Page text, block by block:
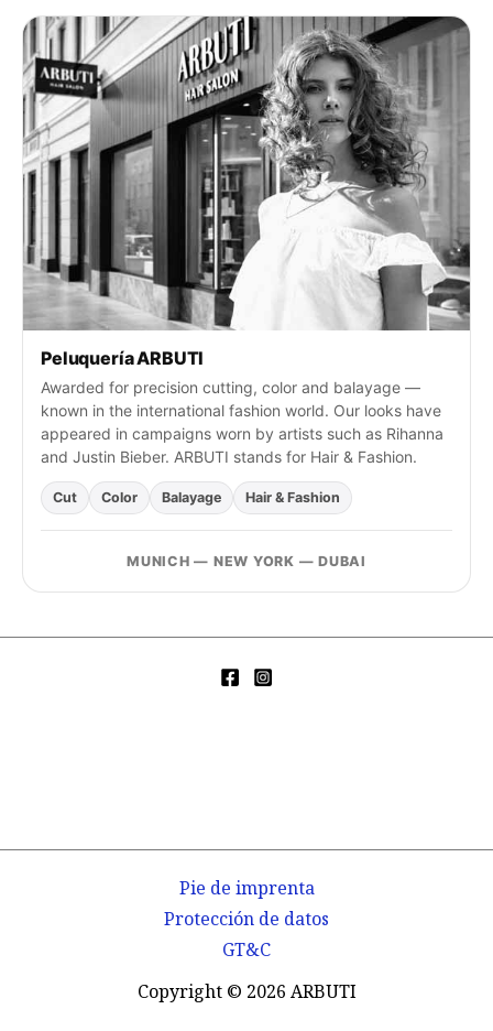
a
:
Peluquería ARBUTI
Awarded for precision cutting, color and balayage —
known in the international fashion world. Our looks have
appeared in campaigns worn by artists such as Rihanna
and Justin Bieber. ARBUTI stands for Hair & Fashion.
Cut Color Balayage Hair & Fashion
MUNICH — NEW YORK — DUBAI
Pie de imprenta
Protección de datos
GT&C
Copyright © 2026 ARBUTI